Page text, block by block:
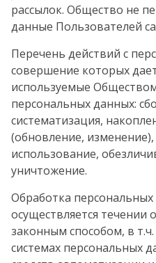
рассылок. Общество не
данные Пользователей
Перечень действий с
совершение которых
используемые
персональных данных:
систематизация,
(обновление,
использование,
уничтожение.
Обработка
осуществляется
законным способом, в
системах персональных